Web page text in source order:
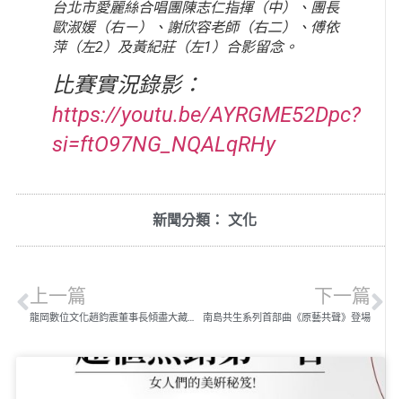
台北市愛麗絲合唱團陳志仁指揮（中）、團長
歐淑媛（右ㄧ）、謝欣容老師（右二）、傅依
萍（左2）及黃紀莊（左1）合影留念。
比賽實況錄影：
https://youtu.be/AYRGME52Dpc?
si=ftO97NG_NQALqRHy
新聞分類： 文化
上一篇
龍岡數位文化趙鈞震董事長傾盡大藏之緣 完美複刻故宮典藏清康熙御製「龍藏經」
下一篇
南島共生系列首部曲《原藝共聲》登場